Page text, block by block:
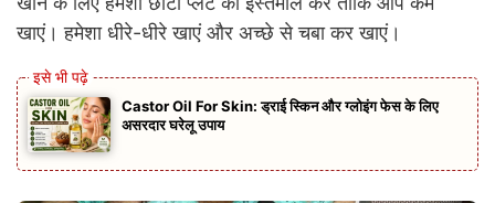
खाएं। हमेशा धीरे-धीरे खाएं और अच्छे से चबा कर खाएं।
Castor Oil For Skin: ड्राई स्किन और ग्लोइंग फेस के लिए
असरदार घरेलू उपाय